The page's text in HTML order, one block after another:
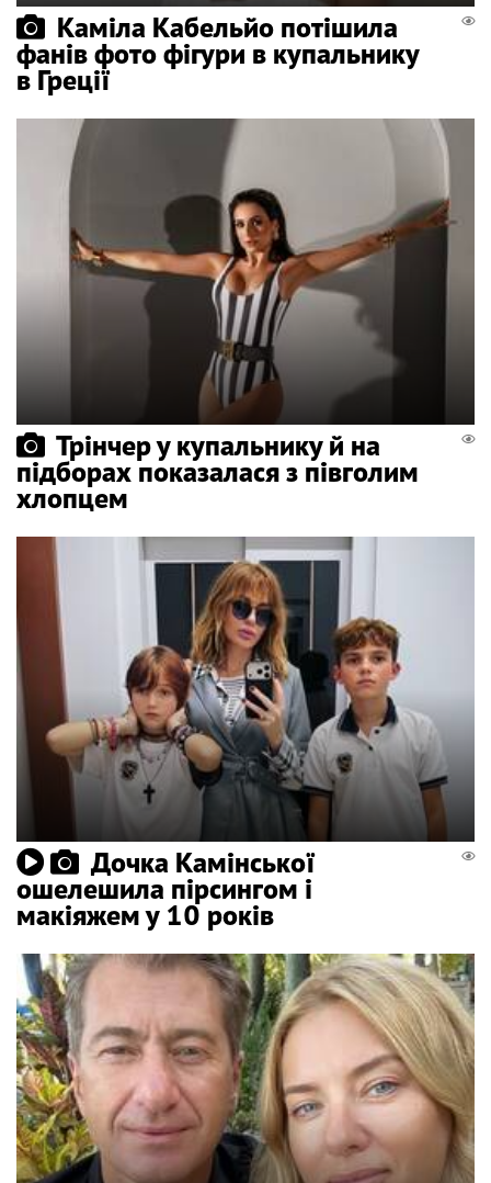
Каміла Кабельйо потішила
фанів фото фігури в купальнику
в Греції
Трінчер у купальнику й на
підборах показалася з півголим
хлопцем
Дочка Камінської
ошелешила пірсингом і
макіяжем у 10 років